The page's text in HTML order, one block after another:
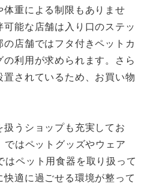
重による制限もありませ
能な店舗は入り口のステッ
店舗ではフタ付きペットカ
利用が求められます。さら
されているため、お買い物
うショップも充実してお
はペットグッズやウェア
ペット用食器を取り扱って
適に過ごせる環境が整って